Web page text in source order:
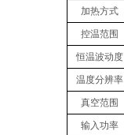
加热方式
控温范围
恒温波动度
温度分辨率
真空范围
输入功率